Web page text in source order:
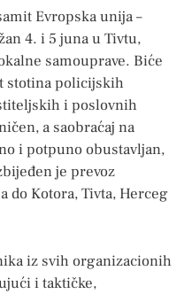
Evropska unija –
4. i 5 juna u Tivtu,
samouprave. Biće
stotina policijskih
i poslovnih
a saobraćaj na
i potpuno obustavljan,
je prevoz
do Kotora, Tivta, Herceg
iz svih organizacionih
i taktičke,